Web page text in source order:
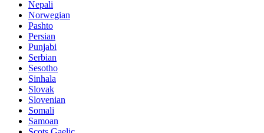
Nepali
Norwegian
Pashto
Persian
Punjabi
Serbian
Sesotho
Sinhala
Slovak
Slovenian
Somali
Samoan